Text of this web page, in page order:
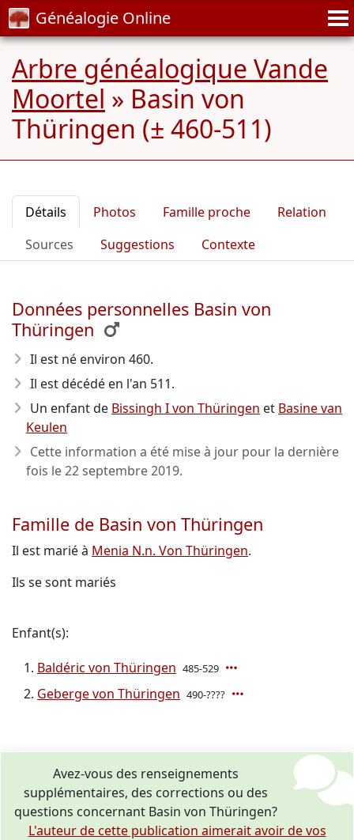
Généalogie Online
Arbre généalogique Vande
Moortel » Basin von
Thüringen (± 460-511)
Détails Photos Famille proche
Relation
Sources
Suggestions Contexte
Données personnelles Basin von
Thüringen
Il est né environ 460.
Il est décédé en l'an 511.
Un enfant de Bissingh I von Thüringen et Basine van
Keulen
Cette information a été mise à jour pour la dernière
fois le22 septembre 2019.
Famille de Basin von Thüringen
Il est marié à Menia N.n. Von Thüringen.
Ils se sont mariés
Enfant(s):
Baldéric von Thüringen 485-529
Geberge von Thüringen 490-????
Avez-vous des renseignements
supplémentaires, des corrections ou des
questions concernant Basin von Thüringen?
L'auteur de cette publication aimerait avoir de vos